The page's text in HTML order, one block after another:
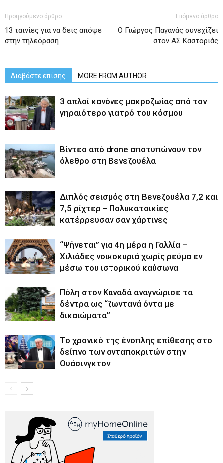
Προηγούμενο άρθρο
13 ταινίες για να δεις απόψε
στην τηλεόραση
Επόμενο άρθρο
Ο Γιώργος Παγανάς συνεχίζει
στον ΑΣ Καστοριάς
Διαβάστε επίσης MORE FROM AUTHOR
3 απλοί κανόνες μακροζωίας από τον
γηραιότερο γιατρό του κόσμου
Βίντεο από drone αποτυπώνουν τον
όλεθρο στη Βενεζουέλα
Διπλός σεισμός στη Βενεζουέλα 7,2 και
7,5 ρίχτερ – Πολυκατοικίες
κατέρρευσαν σαν χάρτινες
“Ψήνεται” για 4η μέρα η Γαλλία –
Χιλιάδες νοικοκυριά χωρίς ρεύμα εν
μέσω του ιστορικού καύσωνα
Πόλη στον Καναδά αναγνώρισε τα
δέντρα ως “ζωντανά όντα με
δικαιώματα”
Το χρονικό της ένοπλης επίθεσης στο
δείπνο των ανταποκριτών στην
Ουάσινγκτον